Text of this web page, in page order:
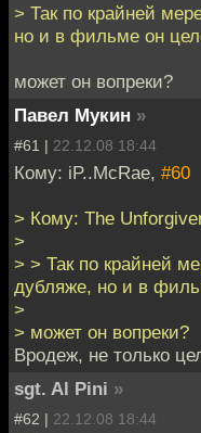
> Так по крайней
но и в фильме он
может он вопреки?
Павел Мукин »
#61 | 22.12.08 18:44
Кому: iP..McRae, #60
> Кому: The
>
> > Так по крайней
дубляже, но и в
>
> может он вопреки?
Вродеж, не только
sgt. Al Pini »
#62 | 22.12.08 18:44